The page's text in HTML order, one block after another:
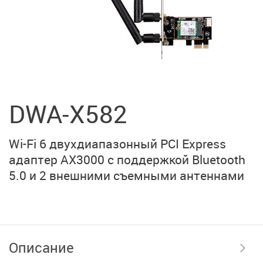
DWA-X582
Wi-Fi 6 двухдиапазонный PCI Express
адаптер AX3000 с поддержкой Bluetooth
5.0 и 2 внешними съемными антеннами
Описание